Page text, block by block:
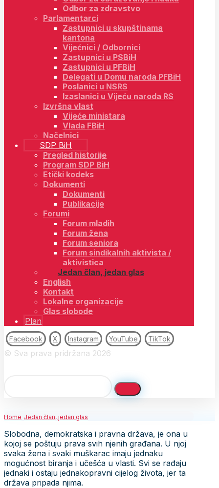
Odbor za zdravstvo
Parlamentarci
Zastupnici u skupštinama
kantona
Vijećnici / Odbornici
Zastupnici u PSBiH
Zastupnici u PFBiH
Delegati u Domu naroda PFBiH
Poslanici u NSRS
Izaslanici u Vijeću naroda RS
Izvršna vlast
Vijeće ministara
Vlada FBiH
Načelnici
SDP BiH
Pregled historije
Program SDP BiH
Etički kodeks
Dokumenti
Dokumenti
Publikacije
Forumi
Forum mladih
Forum žena
Forum seniora
Forum sindikalnih aktivista /
aktivistica
Jedan član, jedan glas
English
Kontakt
Lokalne organizacije
Glas slobode
Plan
Facebook X Instagram YouTube TikTok
© Sva prava pridržana 2026
Home Jedan član, jedan glas
Slobodna, demokratska i pravna država, je ona u
kojoj se poštuju prava svih njenih građana. U njoj
svaka žena i svaki muškarac imaju jednaku
mogućnost biranja i učešća u vlasti. Svi se rađaju
jednaki i ostaju jednakopravni cijelog života, jer ta
država pripada njima.